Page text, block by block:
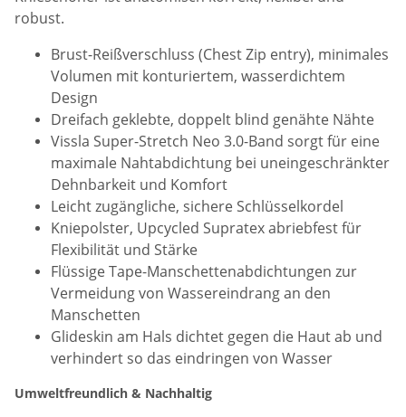
robust.
Brust-Reißverschluss (Chest Zip entry), minimales
Volumen mit konturiertem, wasserdichtem
Design
Dreifach geklebte, doppelt blind genähte Nähte
Vissla Super-Stretch Neo 3.0-Band sorgt für eine
maximale Nahtabdichtung bei uneingeschränkter
Dehnbarkeit und Komfort
Leicht zugängliche, sichere Schlüsselkordel
Kniepolster, Upcycled Supratex abriebfest für
Flexibilität und Stärke
Flüssige Tape-Manschettenabdichtungen zur
Vermeidung von Wassereindrang an den
Manschetten
Glideskin am Hals dichtet gegen die Haut ab und
verhindert so das eindringen von Wasser
Umweltfreundlich & Nachhaltig